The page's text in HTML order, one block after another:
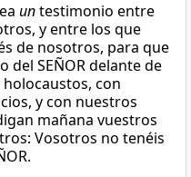
untestimonio entre
y entre los que
de nosotros, para que
del SEÑOR delante de
con
y con nuestros
mañana vuestros
Vosotros no tenéis